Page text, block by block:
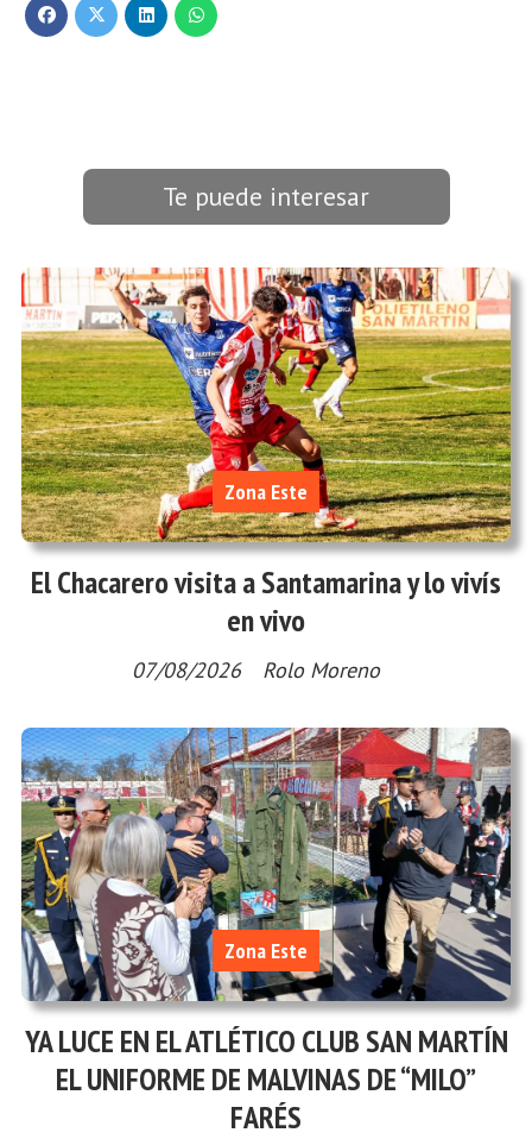
Te puede interesar
El Chacarero visita a Santamarina y lo vivís
en vivo
Rolo Moreno
Zona Este
07/08/2026
YA LUCE EN EL ATLÉTICO CLUB SAN MARTÍN
EL UNIFORME DE MALVINAS DE “MILO”
FARÉS
Zona Este